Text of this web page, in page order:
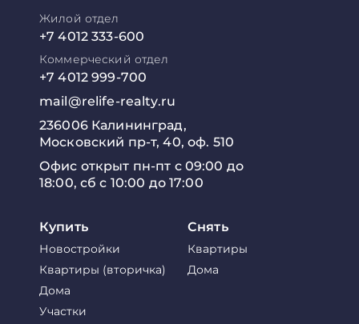
Жилой отдел
+7 4012 333-600
Коммерческий отдел
+7 4012 999-700
mail@relife-realty.ru
236006 Калининград,
Московский пр-т, 40, оф. 510
Офис открыт пн-пт с 09:00 до
18:00, сб с 10:00 до 17:00
Купить
Новостройки
Квартиры (вторичка)
Дома
Участки
Снять
Квартиры
Дома